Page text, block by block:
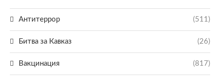
Антитеррор (511)
Битва за Кавказ (26)
Вакцинация (817)